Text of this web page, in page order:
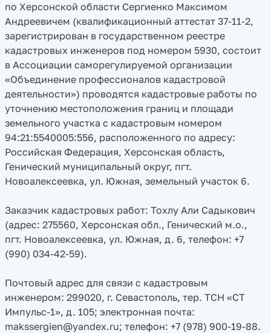
по Херсонской области Сергиенко Максимом
Андреевичем (квалификационный аттестат 37-11-2,
зарегистрирован в государственном реестре
кадастровых инженеров под номером 5930, состоит
в Ассоциации саморегулируемой организации
«Объединение профессионалов кадастровой
деятельности») проводятся кадастровые работы по
уточнению местоположения границ и площади
земельного участка с кадастровым номером
94:21:5540005:556, расположенного по адресу:
Российская Федерация, Херсонская область,
Генический муниципальный округ, пгт.
Новоалексеевка, ул. Южная, земельный участок 6.
Заказчик кадастровых работ: Тохлу Али Садыкович
(адрес: 275560, Херсонская обл., Генический м.о.,
пгт. Новоалексеевка, ул. Южная, д. 6, телефон: +7
(990) 034-42-59).
Почтовый адрес для связи с кадастровым
инженером: 299020, г. Севастополь, тер. ТСН «СТ
Импульс-1», д. 105; электронная почта:
makssergien@yandex.ru; телефон: +7 (978) 900-19-88.